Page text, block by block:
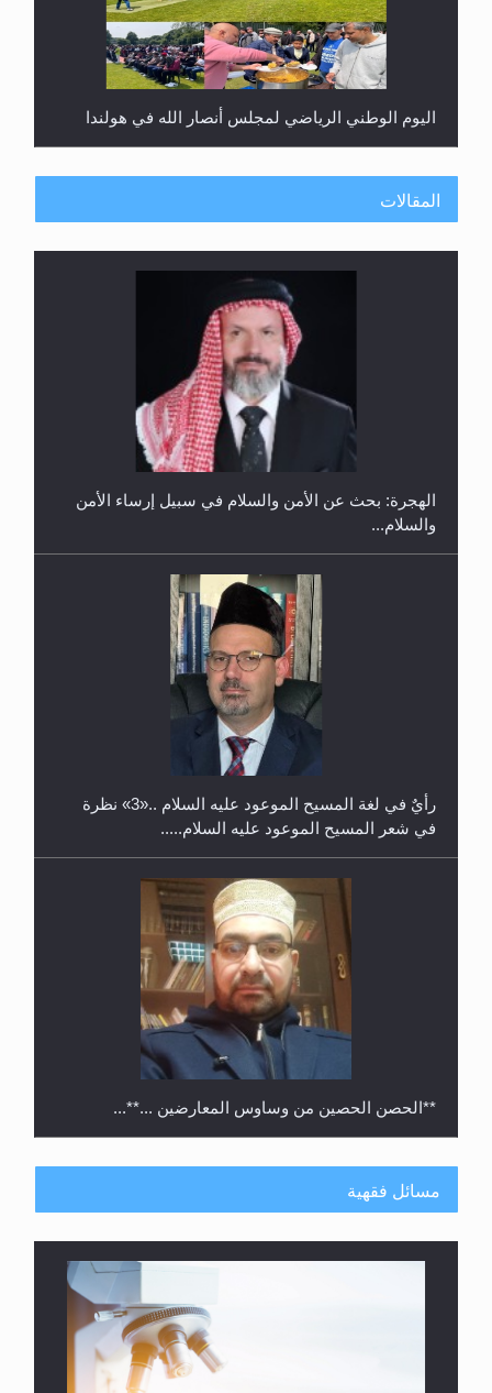
اليوم الوطني الرياضي لمجلس أنصار الله في هولندا
إتمام حفظ القرآن الكريم لثلاثة طلاب من مدرسة الحفظ
حفل توزيع الشهادات في الجامعة الأحمدية بنيجيريا لعام
المقالات
الهجرة: بحث عن الأمن والسلام في سبيل إرساء الأمن
والسلام...
رأيٌ في لغة المسيح الموعود عليه السلام ..«3» نظرة
في شعر المسيح الموعود عليه السلام.....
**الحصن الحصين من وساوس المعارضين ...**...
مسائل فقهية